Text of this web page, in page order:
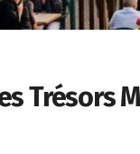
Trésors